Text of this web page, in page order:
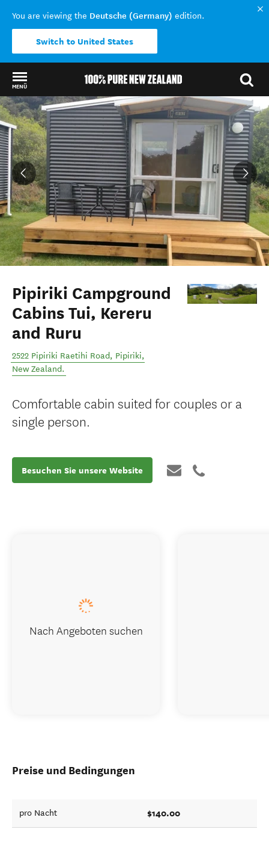
You are viewing the Deutsche (Germany) edition.
Switch to United States
MENÜ
Back to my results
Pipiriki Campground
Cabins Tui, Kereru
and Ruru
2522 Pipiriki Raetihi Road, Pipiriki,
New Zealand.
Comfortable cabin suited for couples or a
single person.
Besuchen Sie unsere Website
Preise und Bedingungen
pro Nacht $140.00
Nach Angeboten suchen